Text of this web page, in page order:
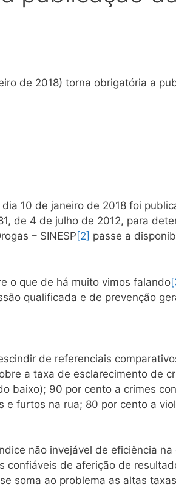
de 2018) torna obrigatória a
10 de janeiro de 2018 foi
de 4 de julho de 2012, para
– SINESP [2] passe a
o que de há muito vimos falando
qualificada e de prevenção
de referenciais
a taxa de esclarecimento de
baixo); 90 por cento a crimes
e furtos na rua; 80 por cento a
não invejável de eficiência
de aferição de
soma ao problema as altas